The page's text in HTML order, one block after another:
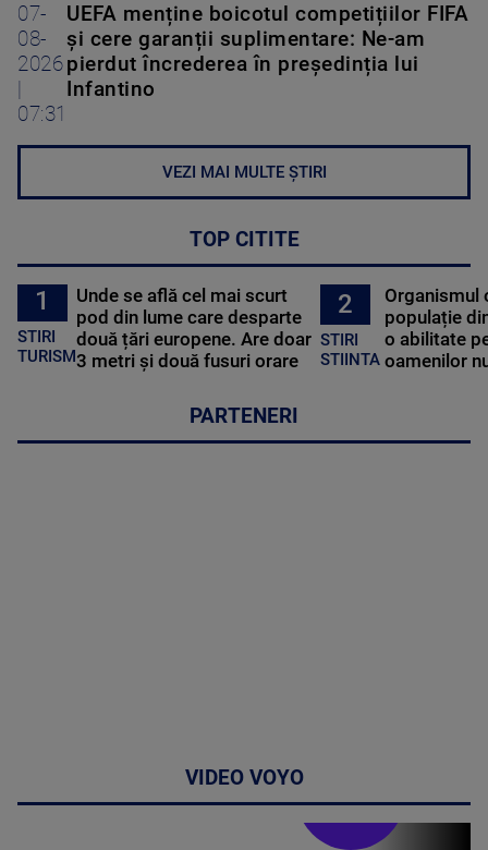
07-
08-
2026
07:31
UEFA menține boicotul competițiilor FIFA
și cere garanții suplimentare: Ne-am
pierdut încrederea în președinția lui
Infantino
VEZI MAI MULTE ȘTIRI
TOP CITITE
1
STIRI
TURISM
Unde se află cel mai scurt
pod din lume care desparte
două țări europene. Are doar
3 metri și două fusuri orare
2
STIRI
STIINTA
Organismul
populație
o abilitate
oamenilor
PARTENERI
VIDEO VOYO